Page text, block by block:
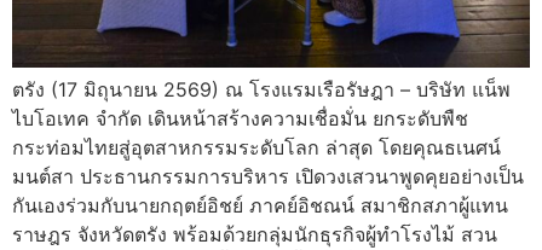
ตรัง (17 มิถุนายน 2569) ณ โรงแรมเรือรัษฎา – บริษัท แน็พ
ไบโอเทค จำกัด เดินหน้าสร้างความเชื่อมั่น ยกระดับพืช
กระท่อมไทยสู่อุตสาหกรรมระดับโลก ล่าสุด โดยคุณธเนศน์
มนต์สา ประธานกรรมการบริหาร เปิดวงเสวนาพูดคุยอย่างเป็น
กันเองร่วมกับนายกฤตย์อิชย์ ภาคย์อิชณน์ สมาชิกสภาผู้แทน
ราษฎร จังหวัดตรัง พร้อมด้วยกลุ่มนักธุรกิจผู้ทำโรงไม้ สวน